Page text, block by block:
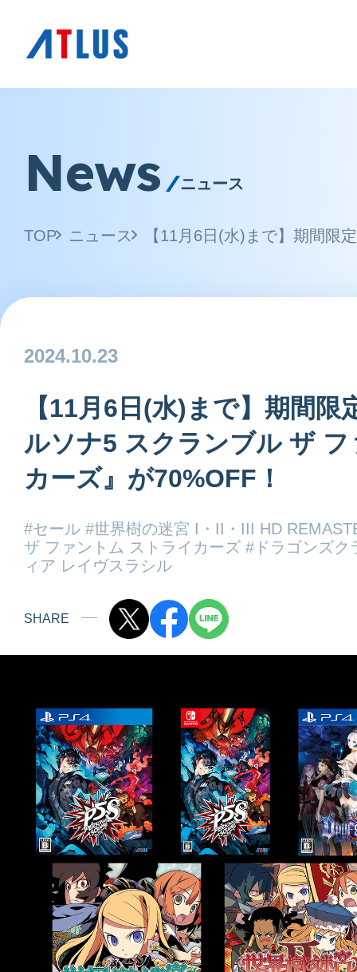
News ニュース
TOP ニュース
2024.10.23
【11月6日(水)まで】期間
ルソナ5 スクランブル ザ
カーズ』が70%OFF！
#セール #世界樹の迷宮 I・II・III HD
ザ ファントム ストライカーズ #ドラゴンズク
ィア レイヴスラシル
SHARE